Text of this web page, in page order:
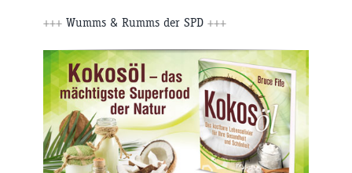
+++ Wumms & Rumms der SPD +++